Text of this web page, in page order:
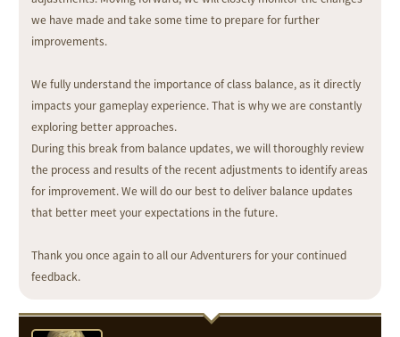
we have made and take some time to prepare for further
improvements.
We fully understand the importance of class balance, as it directly
impacts your gameplay experience. That is why we are constantly
exploring better approaches.
During this break from balance updates, we will thoroughly review
the process and results of the recent adjustments to identify areas
for improvement. We will do our best to deliver balance updates
that better meet your expectations in the future.
Thank you once again to all our Adventurers for your continued
feedback.